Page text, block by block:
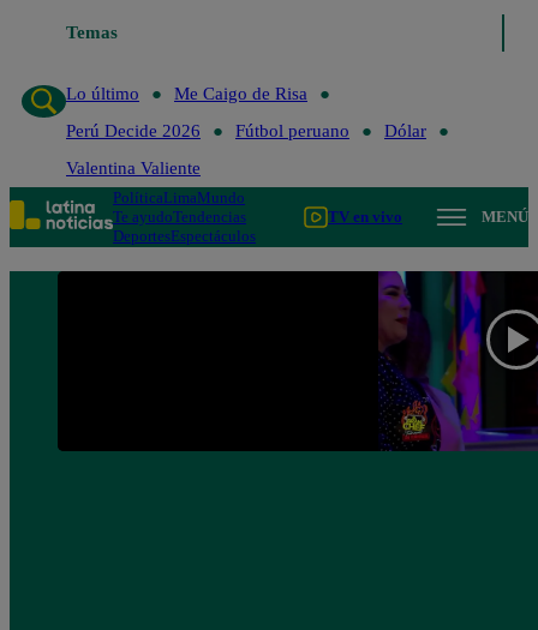
Temas
Lo último
Me Caigo de Risa
Perú Decide 2026
Fútbol peruano
Dólar
Valentina Valiente
PolíticaLimaMundo
Te ayudoTendencias
DeportesEspectáculos
TV en vivo MENÚ